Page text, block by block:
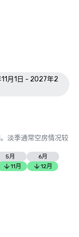
月1日 - 2027年2
淡季通常空房情况较
5月
6月
11月 12月